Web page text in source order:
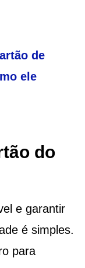
de
ele
do
e garantir
é simples.
para